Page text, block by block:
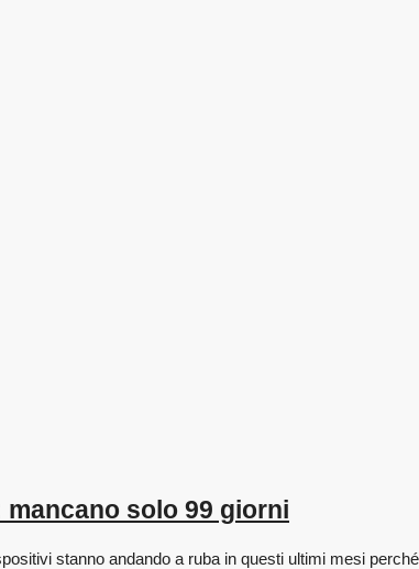
mancano solo 99 giorni
stanno andando a ruba in questi ultimi mesi